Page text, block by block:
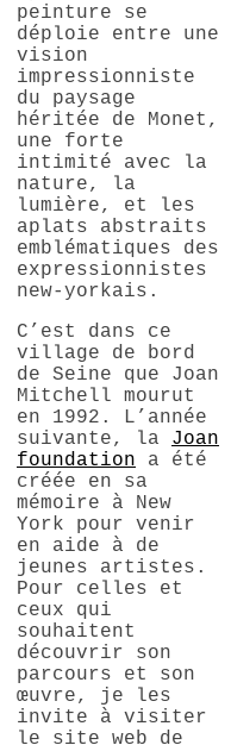
peinture se
déploie entre une
vision
impressionniste
du paysage
héritée de Monet,
une forte
intimité avec la
nature, la
lumière, et les
aplats abstraits
emblématiques des
expressionnistes
new-yorkais.
C’est dans ce
village de bord
de Seine que Joan
Mitchell mourut
en 1992. L’année
suivante, la Joan
foundation a été
créée en sa
mémoire à New
York pour venir
en aide à de
jeunes artistes.
Pour celles et
ceux qui
souhaitent
découvrir son
parcours et son
œuvre, je les
invite à visiter
le site web de